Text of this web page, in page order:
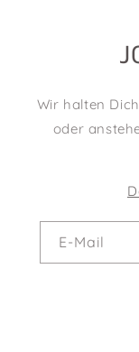
Wir halten
oder
E-Mail